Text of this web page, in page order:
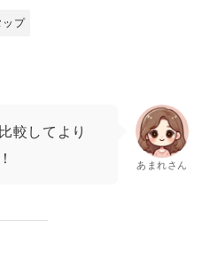
ップ
較してより
あまれさん